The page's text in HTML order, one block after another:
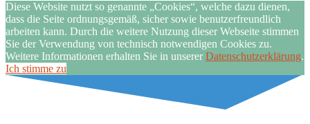
Diese Website nutzt so genannte „Cookies“, welche dazu dienen,
dass die Seite ordnungsgemäß, sicher sowie benutzerfreundlich
arbeiten kann. Durch die weitere Nutzung dieser Webseite stimmen
Sie der Verwendung von technisch notwendigen Cookies zu.
Weitere Informationen erhalten Sie in unserer Datenschutzerklärung.
Ich stimme zu